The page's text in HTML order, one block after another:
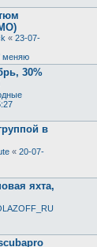
« 23-07-
меняю
30%
в
« 20-07-
яхта,